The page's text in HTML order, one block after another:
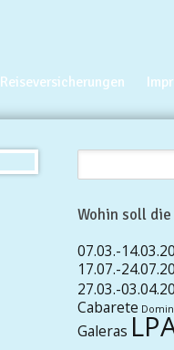
Reiseversicherungen
Wohin soll
07.03.-
17.07.-
27.03.-
Cabarete
Galeras